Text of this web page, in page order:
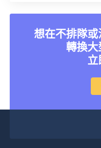
想在不排隊
轉換大
立